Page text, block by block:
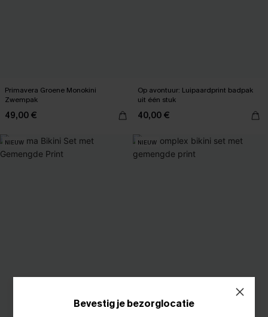
Primavera Groene Monokini
Zwempak
49,00 €
Op avontuur: Luipaardprint badpak
uit één stuk
40,00 €
NIEUW NIEUW
Bevestig je bezorglocatie